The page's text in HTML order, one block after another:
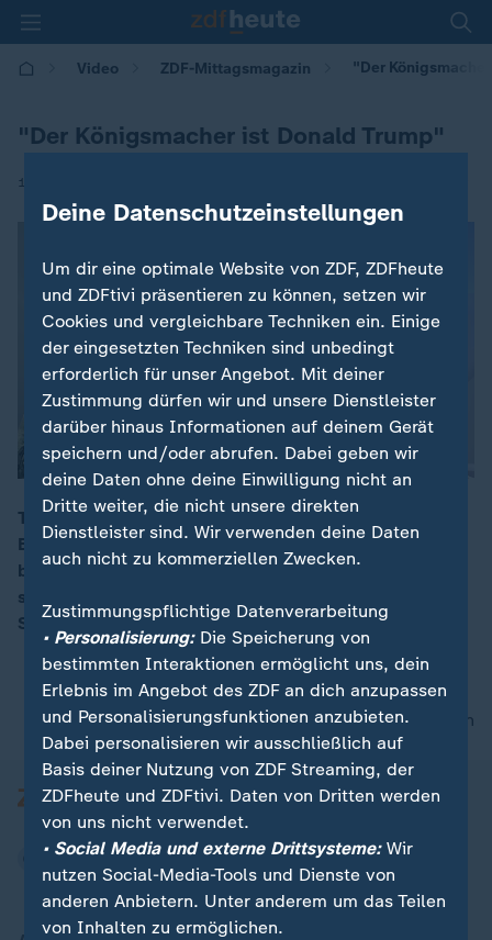
Video ZDF-Mittagsmagazin "Der
"Der Königsmacher ist Donald Trump"
11.08.2025 | 12:10
00:16
Trump und Putin treffen sich am Freitag im US-
Bundesstaat Alaska, um über den Ukraine-Krieg zu
beraten. „Die USA haben kein großes Interesse daran,
sich in den Krieg hineinziehen zu lassen“, so
Sicherheitsexperte Oberst Markus Reisner.
nach oben
Deine Datenschutzeinstellungen
Um dir eine optimale Website von ZDF, ZDFheute
und ZDFtivi präsentieren zu können, setzen wir
Cookies und vergleichbare Techniken ein. Einige
der eingesetzten Techniken sind unbedingt
erforderlich für unser Angebot. Mit deiner
Zustimmung dürfen wir und unsere Dienstleister
darüber hinaus Informationen auf deinem Gerät
speichern und/oder abrufen. Dabei geben wir
deine Daten ohne deine Einwilligung nicht an
Dritte weiter, die nicht unsere direkten
Dienstleister sind. Wir verwenden deine Daten
auch nicht zu kommerziellen Zwecken.
Zustimmungspflichtige Datenverarbeitung
• Personalisierung:Die Speicherung von
bestimmten Interaktionen ermöglicht uns, dein
Erlebnis im Angebot des ZDF an dich anzupassen
und Personalisierungsfunktionen anzubieten.
Dabei personalisieren wir ausschließlich auf
Basis deiner Nutzung von ZDF Streaming, der
ZDFheute und ZDFtivi. Daten von Dritten werden
von uns nicht verwendet.
• Social Media und externe Drittsysteme:Wir
nutzen Social-Media-Tools und Dienste von
anderen Anbietern. Unter anderem um das Teilen
von Inhalten zu ermöglichen.